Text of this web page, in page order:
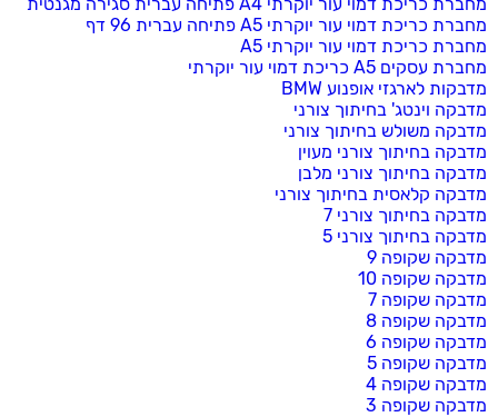
מחברת כריכת דמוי עור יוקרתי A5 פתיחה עברית 96 דף
מחברת כריכת דמוי עור יוקרתי A5
מחברת עסקים A5 כריכת דמוי עור יוקרתי
מדבקות לארגזי אופנוע BMW
מדבקה וינטג' בחיתוך צורני
מדבקה משולש בחיתוך צורני
מדבקה בחיתוך צורני מעוין
מדבקה בחיתוך צורני מלבן
מדבקה קלאסית בחיתוך צורני
מדבקה בחיתוך צורני 7
מדבקה בחיתוך צורני 5
מדבקה שקופה 9
מדבקה שקופה 10
מדבקה שקופה 7
מדבקה שקופה 8
מדבקה שקופה 6
מדבקה שקופה 5
מדבקה שקופה 4
מדבקה שקופה 3